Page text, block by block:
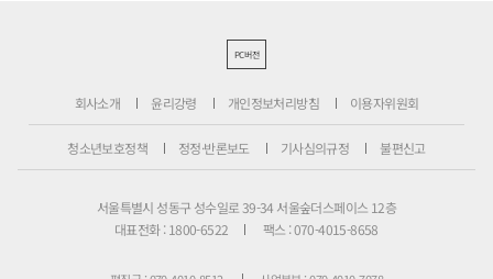
PC버전
회사소개 윤리강령 개인정보처리방침 이용자위원회
청소년보호정책 정정·반론보도 기사심의규정 불편신고
서울특별시 성동구 성수일로 39-34 서울숲더스페이스 12층
대표전화 : 1800-6522
팩스 : 070-4015-8658